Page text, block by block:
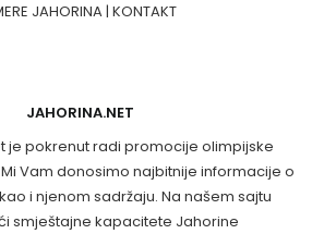
JAHORINA|KONTAKT
JAHORINA.NET
je pokrenut radi promocije olimpijske
Vam donosimo najbitnije informacije o
i njenom sadržaju. Na našem sajtu
smještajne kapacitete Jahorine